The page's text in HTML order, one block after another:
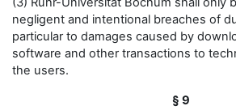
negligent and intentional breaches of
particular to damages caused by
software and other transactions to
the users.
§ 9